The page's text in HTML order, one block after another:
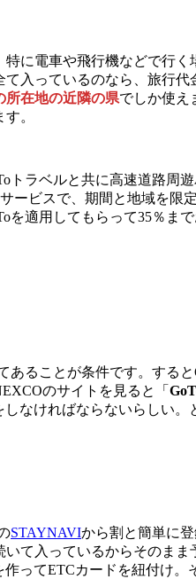
に電車や飛行機などで行
入っているのなら、旅行代
所在地の近隣の県でしか使え
。
ラベルと共に高速道路周
サービスで、期間と地域を限
適用してもらって35％ま
ることが条件です。する
のサイトを見ると「
なければならないらしい
STAYNAVIから割と簡単に
て入っているからそのま
ってETCカードを紐付け